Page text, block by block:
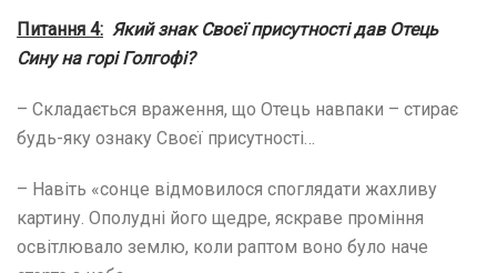
Питання 4: Який знак Своєї присутності дав Отець
Сину на горі Голгофі?
– Складається враження, що Отець навпаки – стирає
будь-яку ознаку Своєї присутності…
– Навіть «сонце відмовилося споглядати жахливу
картину. Ополудні його щедре, яскраве проміння
освітлювало землю, коли раптом воно було наче